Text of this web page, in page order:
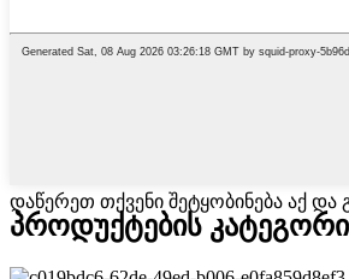
დაწერეთ თქვენი შეტყობინება აქ და
პროდუქტების